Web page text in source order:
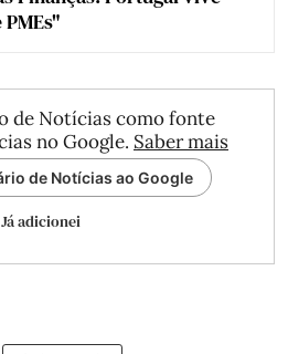
de Notícias como fonte
no Google. Saber mais
de Notícias ao Google
Já adicionei